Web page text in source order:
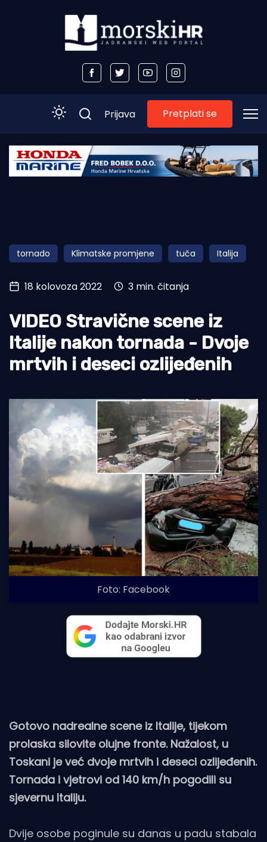
Početna
Obala
Otoci
Turizam i nautika
Pomorstvo
Ribolov
Ekologija
Prijava Pretplati se
tornado Klimatske promjene tuča Italija
18 kolovoza 2022 3 min. čitanja
VIDEO Stravične scene iz
Italije nakon tornada - Dvoje
mrtvih i deseci ozlijeđenih
Foto: Facebook
Gotovo nadrealne scene iz Italije, tijekom
prolaska silovite olujne fronte. Nažalost, u
Toskani je već dvoje mrtvih i deseci ozlijeđenih.
Tornada i vjetrovi od 140 km/h pogodili su
sjevernu Italiju.
Dvije osobe poginule su danas u padu stabala